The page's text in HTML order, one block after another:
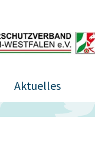
Aktuelles